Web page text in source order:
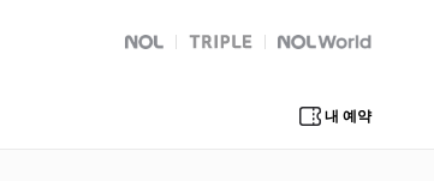
NOL
트리플 Global Interpark
내 예약